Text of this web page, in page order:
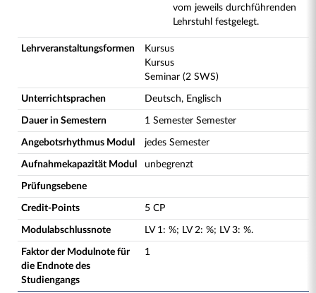
vom jeweils durchführenden
Lehrstuhl festgelegt.
Lehrveranstaltungsformen
Kursus
Kursus
Seminar (2 SWS)
Unterrichtsprachen Deutsch, Englisch
Dauer in Semestern 1 Semester Semester
Angebotsrhythmus Modul jedes Semester
Aufnahmekapazität Modul unbegrenzt
Prüfungsebene
Credit-Points 5 CP
Modulabschlussnote LV 1: %; LV 2: %; LV 3: %.
Faktor der Modulnote für
die Endnote des
Studiengangs
1